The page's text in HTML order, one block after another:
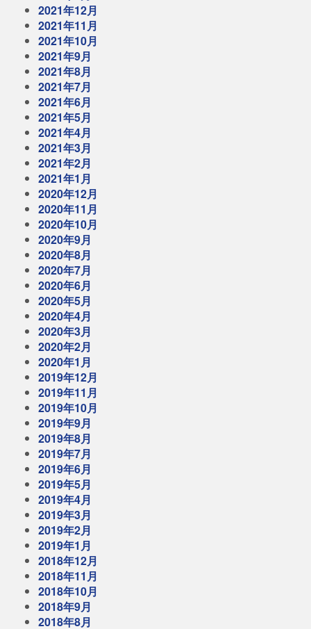
2021年12月
2021年11月
2021年10月
2021年9月
2021年8月
2021年7月
2021年6月
2021年5月
2021年4月
2021年3月
2021年2月
2021年1月
2020年12月
2020年11月
2020年10月
2020年9月
2020年8月
2020年7月
2020年6月
2020年5月
2020年4月
2020年3月
2020年2月
2020年1月
2019年12月
2019年11月
2019年10月
2019年9月
2019年8月
2019年7月
2019年6月
2019年5月
2019年4月
2019年3月
2019年2月
2019年1月
2018年12月
2018年11月
2018年10月
2018年9月
2018年8月